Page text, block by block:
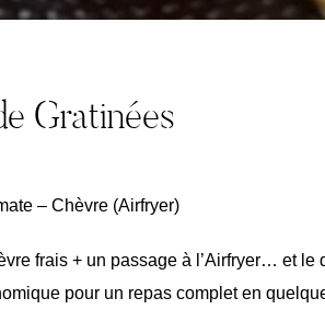
Gratinées
– Chèvre (Airfryer)
frais + un passage à l’Airfryer… et
pour un repas complet en